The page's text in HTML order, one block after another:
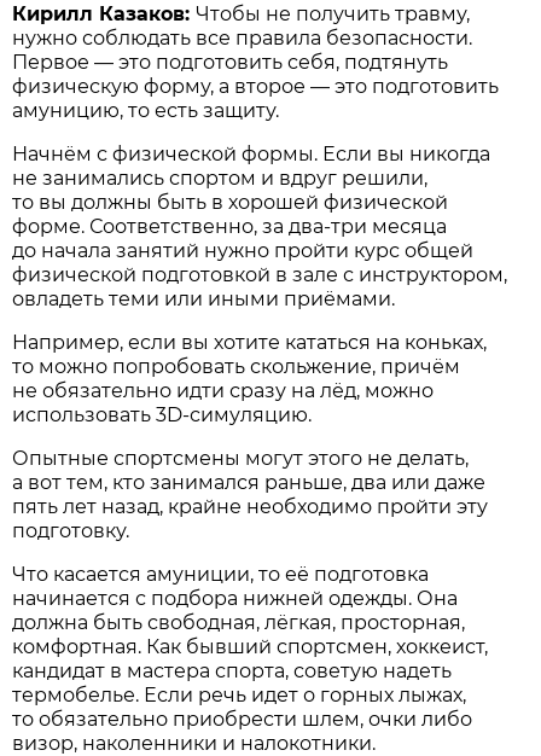
Кирилл Казаков: Чтобы не получить травму,
нужно соблюдать все правила безопасности.
Первое — это подготовить себя, подтянуть
физическую форму, а второе — это подготовить
амуницию, то есть защиту.
Начнём с физической формы. Если вы никогда
не занимались спортом и вдруг решили,
то вы должны быть в хорошей физической
форме. Соответственно, за два-три месяца
до начала занятий нужно пройти курс общей
физической подготовкой в зале с инструктором,
овладеть теми или иными приёмами.
Например, если вы хотите кататься на коньках,
то можно попробовать скольжение, причём
не обязательно идти сразу на лёд, можно
использовать 3D-симуляцию.
Опытные спортсмены могут этого не делать,
а вот тем, кто занимался раньше, два или даже
пять лет назад, крайне необходимо пройти эту
подготовку.
Что касается амуниции, то её подготовка
начинается с подбора нижней одежды. Она
должна быть свободная, лёгкая, просторная,
комфортная. Как бывший спортсмен, хоккеист,
кандидат в мастера спорта, советую надеть
термобелье. Если речь идет о горных лыжах,
то обязательно приобрести шлем, очки либо
визор, наколенники и налокотники.